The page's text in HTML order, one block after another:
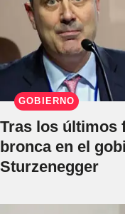
GOBIERNO
Tras los últimos
bronca en el
Sturzenegger